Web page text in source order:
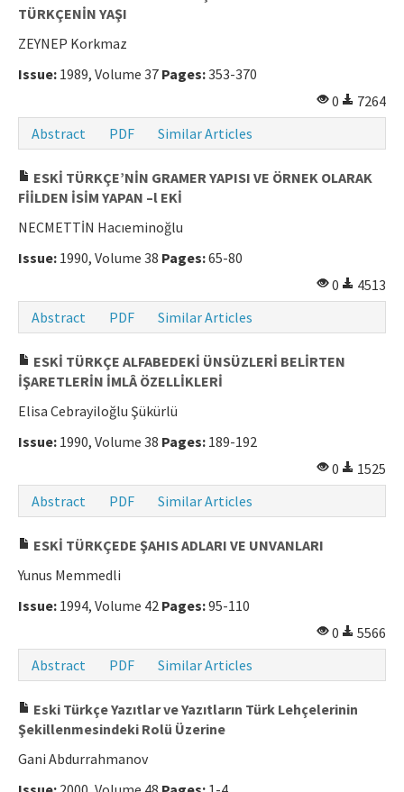
TÜRKÇENİN YAŞI
ZEYNEP Korkmaz
Issue: 1989, Volume 37 Pages:353-370
0
7264
Abstract
PDF Similar Articles
ESKİ TÜRKÇE’NİN GRAMER YAPISI VE ÖRNEK OLARAK
FİİLDEN İSİM YAPAN –l EKİ
NECMETTİN Hacıeminoğlu
Issue: 1990, Volume 38 Pages:65-80
0
4513
Abstract
PDF Similar Articles
ESKİ TÜRKÇE ALFABEDEKİ ÜNSÜZLERİ BELİRTEN
İŞARETLERİN İMLÂ ÖZELLİKLERİ
Elisa Cebrayiloğlu Şükürlü
Issue: 1990, Volume 38 Pages: 189-192
0
1525
Abstract
PDF Similar Articles
ESKİ TÜRKÇEDE ŞAHIS ADLARI VE UNVANLARI
Yunus Memmedli
Issue: 1994, Volume 42 Pages:95-110
0
5566
Abstract
PDF Similar Articles
Eski Türkçe Yazıtlar ve Yazıtların Türk Lehçelerinin
Şekillenmesindeki Rolü Üzerine
Gani Abdurrahmanov